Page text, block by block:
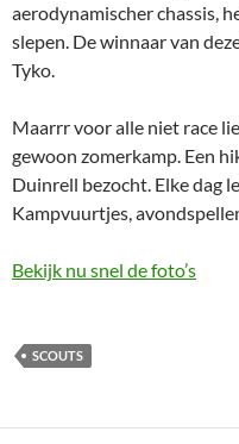
aerodynamischer chassis,
slepen. De winnaar van
Tyko.
Maarrr voor alle niet race
gewoon zomerkamp. Een
Duinrell bezocht. Elke dag
Kampvuurtjes,
Bekijk nu snel de foto’s
SCOUTS